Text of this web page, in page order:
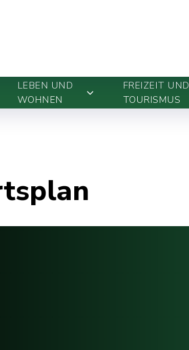
LEBEN UND
WOHNEN
FREIZEIT UND
TOURISMUS